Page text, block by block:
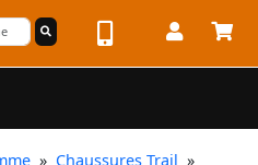
» Chaussures Trail »